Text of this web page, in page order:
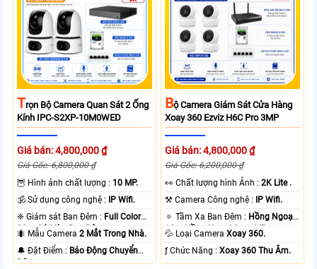
TRọn Bộ Camera Quan Sát 2 Ống
Kính IPC-S2XP-10M0WED
Giá bán: 4,800,000 ₫
Giá Gốc: 6,800,000 ₫
🦉 Hình ảnh chất lượng : 10 MP.
🕉️ Sử dụng công nghệ :
IP Wifi.
❈ Giám sát Ban Đêm : Full Color
20m Có Màu Ban Ðêm.
🐜 Mẫu Camera2 Mắt Trong Nhà.
️🔔 Đặt Điểm : Báo Động Chuyển
Động.
BỘ Camera Giám Sát Cửa Hàng
Xoay 360 Ezviz H6C Pro 3MP
Giá bán: 4,800,000 ₫
Giá Gốc: 6,200,000 ₫
️👀 Chất lượng hình Ảnh :2K Lite .
⚒ Camera Công nghệ :
IP Wifi.
🔅 Tầm Xa Ban Đêm : Hồng Ngoại
10m Hồng Ngoại Smart IR.
💦 Loại CameraXoay 360.
️ƒ Chức Năng :Xoay 360 Thu Âm.